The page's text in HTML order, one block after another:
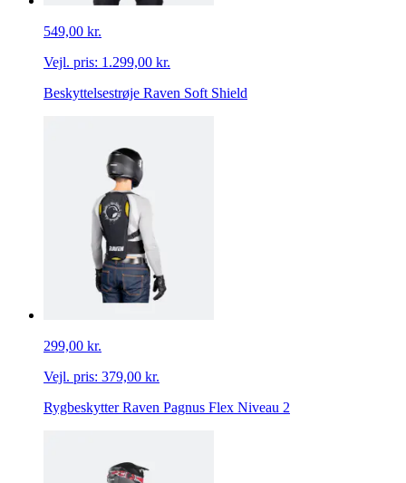
549,00 kr.
Vejl. pris: 1.299,00 kr.
Beskyttelsestrøje Raven Soft Shield
299,00 kr.
Vejl. pris: 379,00 kr.
Rygbeskytter Raven Pagnus Flex Niveau 2